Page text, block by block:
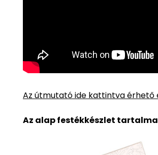
Az útmutató ide kattintva érhető
Az alap festékkészlet